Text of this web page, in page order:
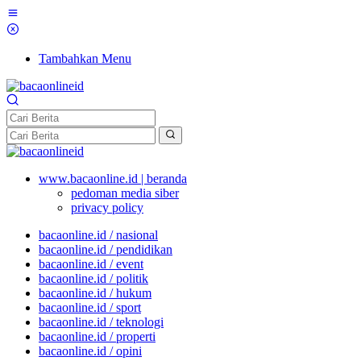
Tambahkan Menu
www.bacaonline.id | beranda
pedoman media siber
privacy policy
bacaonline.id / nasional
bacaonline.id / pendidikan
bacaonline.id / event
bacaonline.id / politik
bacaonline.id / hukum
bacaonline.id / sport
bacaonline.id / teknologi
bacaonline.id / properti
bacaonline.id / opini